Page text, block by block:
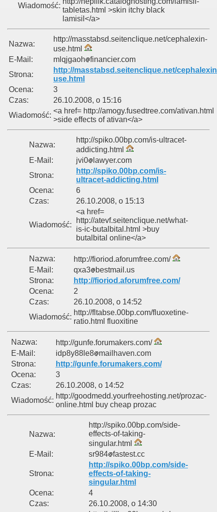
Wiadomość:
tabletas.html >skin itchy black
lamisil</a>
Nazwa:
http://masstabsd.seitenclique.net/cephalexin-
use.html
E-Mail:
mlqjgaoh
financier.com
Strona:
http://masstabsd.seitenclique.net/
use.html
Ocena:
3
Czas:
26.10.2008, o 15:16
Wiadomość:
<a href= http://amogy.fusedtree.com/ativan.html
>side effects of ativan</a>
Nazwa:
http://spiko.00bp.com/is-ultracet-
addicting.html
E-Mail:
jvi0
lawyer.com
Strona:
http://spiko.00bp.com/is-
ultracet-addicting.html
Ocena:
6
Czas:
26.10.2008, o 15:13
Wiadomość:
<a href=
http://atevf.seitenclique.net/what-
is-ic-butalbital.html >buy
butalbital online</a>
Nazwa:
http://fioriod.aforumfree.com/
E-Mail:
qxa3
bestmail.us
Strona:
http://fioriod.aforumfree.com/
Ocena:
2
Czas:
26.10.2008, o 14:52
Wiadomość:
http://fltabse.00bp.com/fluoxetine-
ratio.html fluoxitine
Nazwa:
http://gunfe.forumakers.com/
E-Mail:
idp8y88le8
mailhaven.com
Strona:
http://gunfe.forumakers.com/
Ocena:
3
Czas:
26.10.2008, o 14:52
Wiadomość:
http://goodmedd.yourfreehosting.net/prozac-
online.html buy cheap prozac
Nazwa:
http://spiko.00bp.com/side-
effects-of-taking-
singular.html
E-Mail:
sr984 fastest.cc
Strona:
http://spiko.00bp.com/side-
effects-of-taking-
singular.html
Ocena:
4
Czas:
26.10.2008, o 14:30